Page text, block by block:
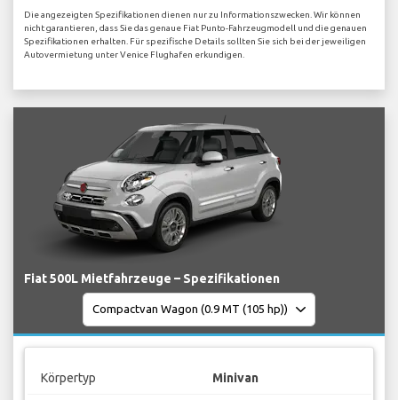
Die angezeigten Spezifikationen dienen nur zu Informationszwecken. Wir können
nicht garantieren, dass Sie das genaue Fiat Punto-Fahrzeugmodell und die genauen
Spezifikationen erhalten. Für spezifische Details sollten Sie sich bei der jeweiligen
Autovermietung unter Venice Flughafen erkundigen.
Fiat 500L Mietfahrzeuge – Spezifikationen
Körpertyp Minivan